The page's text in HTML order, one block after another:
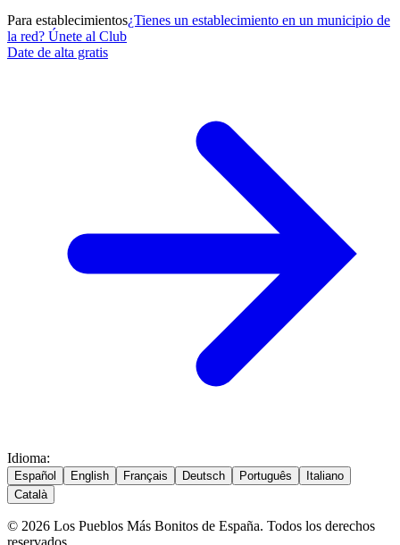
Para establecimientos¿Tienes un establecimiento en un municipio de
la red? Únete al Club
Date de alta gratis
Idioma:
Español English Français Deutsch Português
Italiano
Català
© 2026 Los Pueblos Más Bonitos de España. Todos los derechos